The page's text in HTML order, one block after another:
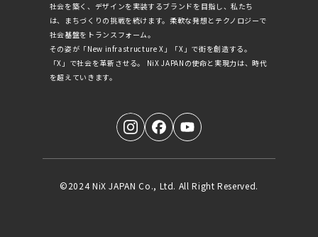
社会を築く、デザインを実装するブランドを目指し、私たち
は、まちづくりの挑戦を続けます。柔軟な発想とテクノロジーで
社会基盤をトランスフォーム。
その姿が「New infrastructure X」「X」で街を創造する。
「X」で社会を革新させる。 NiX JAPANの使命と実現力は、時代
を超えていきます。
©2024 NiX JAPAN Co., Ltd. All Right Reserved.